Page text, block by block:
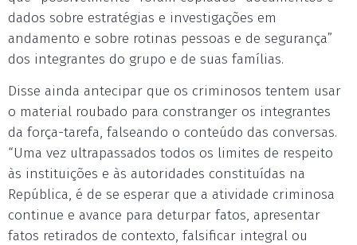
dados sobre estratégias e investigações em
andamento e sobre rotinas pessoas e de segurança”
dos integrantes do grupo e de suas famílias.
Disse ainda antecipar que os criminosos tentem usar
o material roubado para constranger os integrantes
da força-tarefa, falseando o conteúdo das conversas.
“Uma vez ultrapassados todos os limites de respeito
às instituições e às autoridades constituídas na
República, é de se esperar que a atividade criminosa
continue e avance para deturpar fatos, apresentar
fatos retirados de contexto, falsificar integral ou